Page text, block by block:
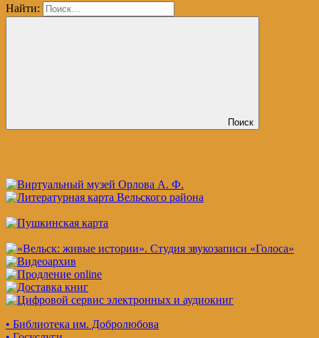
Найти:
Поиск
• Библиотека им. Добролюбова